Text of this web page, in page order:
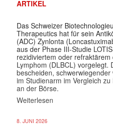
ARTIKEL
Das Schweizer
Therapeutics hat für sein
(ADC) Zynlonta
aus der Phase III-Studie
rezidiviertem oder
Lymphom (DLBCL) vorgelegt.
bescheiden,
im Studienarm im Vergleich
an der Börse.
Weiterlesen
8. JUNI 2026